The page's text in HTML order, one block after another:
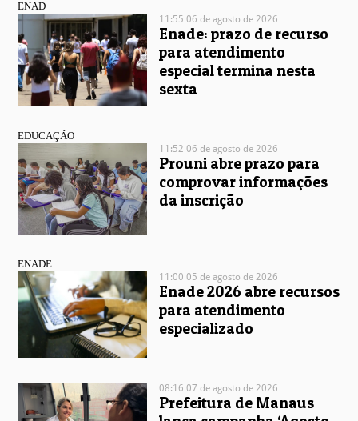
ENAD
11:55 06 de agosto de 2026
Enade: prazo de recurso
para atendimento
especial termina nesta
sexta
EDUCAÇÃO
11:52 06 de agosto de 2026
Prouni abre prazo para
comprovar informações
da inscrição
ENADE
11:00 05 de agosto de 2026
Enade 2026 abre recursos
para atendimento
especializado
08:16 07 de agosto de 2026
Prefeitura de Manaus